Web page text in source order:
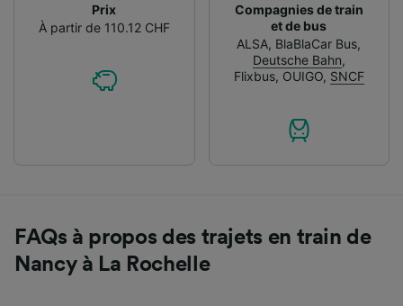
Prix
À partir de 110.12 CHF
Compagnies de train
et de bus
ALSA, BlaBlaCar Bus,
Deutsche Bahn,
Flixbus, OUIGO, SNCF
FAQs à propos des trajets en train de
Nancy à La Rochelle